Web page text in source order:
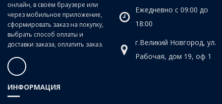
онлайн, в своём браузере или
через мобильное приложение,
сформировать заказ на покупку,
выбрать способ оплаты и
доставки заказа, оплатить заказ.
Ежедневно с 09:00 до
18:00
г.Великий Новгород, ул.
Рабочая, дом 19, оф 1
ИНФОРМАЦИЯ